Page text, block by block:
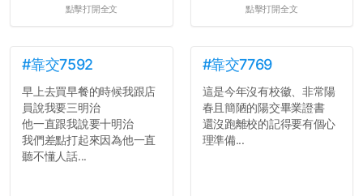
點擊打開全文 點擊打開全文
#靠交7592
早上去買早餐的時候我跟店
員說我要三明治
他一直跟我說要十明治
我們差點打起來因為他一直
聽不懂人話...
#靠交7769
這是今年沒有校徽、非常陽
春且簡陋的陽交畢業證書
還沒跑離校的記得要有個心
理準備...